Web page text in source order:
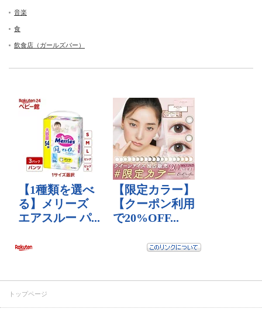
音楽
食
飲食店（ガールズバー）
トップページ